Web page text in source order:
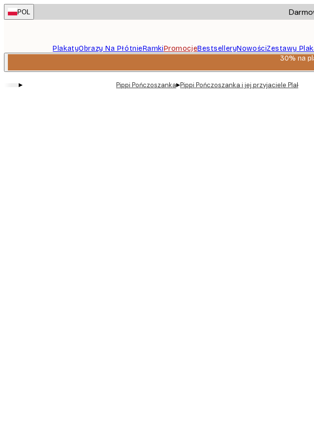
Skip
to
POL
PlakatyObrazy Na PłótnieRamkiPromocjeBestselleryNowościZestawy
30% na
▸ Pippi Pończoszanka▸Pippi Pończoszanka i jej przyjaciele Plakat